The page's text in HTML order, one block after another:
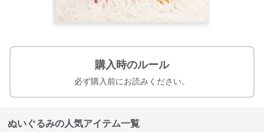
購入時のルール
必ず購入前にお読みください。
ぬいぐるみの人気アイテム一覧